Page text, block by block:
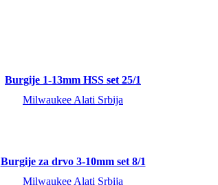
Burgije 1-13mm HSS set 25/1
Milwaukee Alati Srbija
Burgije za drvo 3-10mm set 8/1
Milwaukee Alati Srbija